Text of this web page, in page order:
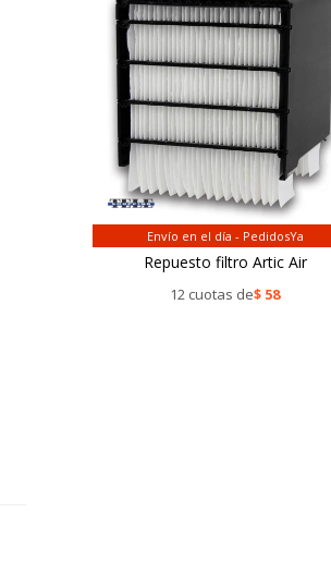
Envío en el día - PedidosYa
Repuesto filtro Artic Air
12 cuotas de$ 58